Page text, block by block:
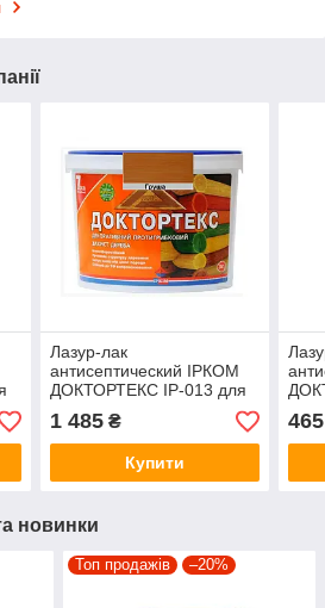
Лазур-лак
антисептический ІРКОМ
ДОКТОРТЕКС ІР-013 для
древесины груша 3л
1 485₴
Купити
465
новинки
Топ продажів –20%